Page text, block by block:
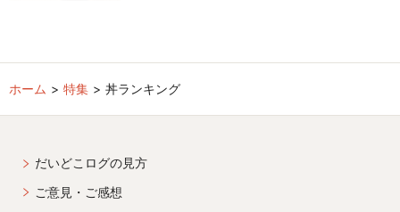
ホーム 特集 丼ランキング
だいどこログの見方
ご意見・ご感想